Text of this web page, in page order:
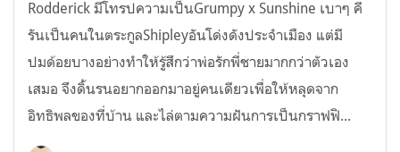
Rodderick มีโทรปความเป็นGrumpy x Sunshine เบาๆ คี
รันเป็นคนในตระกูลShipleyอันโด่งดังประจำเมือง แต่มี
ปมด้อยบางอย่างทำให้รู้สึกว่าพ่อรักพี่ชายมากกว่าตัวเอง
เสมอ จึงดิ้นรนอยากออกมาอยู่คนเดียวเพื่อให้หลุดจาก
อิทธิพลของที่บ้าน และไล่ตามความฝันการเป็นกราฟฟิ...